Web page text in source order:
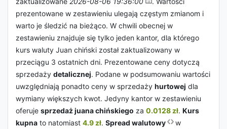
prezentowane w zestawieniu ulegają częstym zmianom i
warto je śledzić na bieżąco. W chwili obecnej w
zestawieniu znajduje się tylko jeden kantor, dla którego
kurs waluty Juan chiński został zaktualizowany w
przeciągu 3 ostatnich dni. Prezentowane ceny dotyczą
sprzedaży detalicznej. Podane w podsumowaniu wartości
uwzględniają ponadto ceny w sprzedaży hurtowej dla
wymiany większych kwot. Jedyny kantor w zestawieniu
oferuje sprzedaż juana chińskiego za 0.0128 zł. Kurs
kupna to natomiast 4.9 zł. Spread walutowy
w